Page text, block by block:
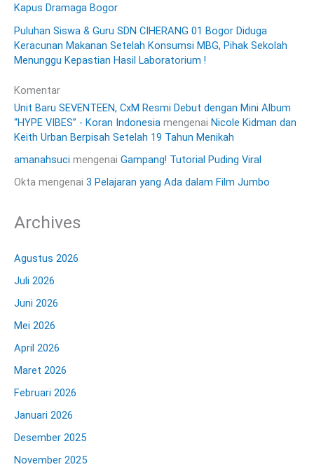
Kapus Dramaga Bogor
Puluhan Siswa & Guru SDN CIHERANG 01 Bogor Diduga
Keracunan Makanan Setelah Konsumsi MBG, Pihak Sekolah
Menunggu Kepastian Hasil Laboratorium !
Komentar
Unit Baru SEVENTEEN, CxM Resmi Debut dengan Mini Album
“HYPE VIBES” - Koran Indonesia mengenai Nicole Kidman dan
Keith Urban Berpisah Setelah 19 Tahun Menikah
amanahsuci mengenai Gampang! Tutorial Puding Viral
Okta mengenai 3 Pelajaran yang Ada dalam Film Jumbo
Archives
Agustus 2026
Juli 2026
Juni 2026
Mei 2026
April 2026
Maret 2026
Februari 2026
Januari 2026
Desember 2025
November 2025